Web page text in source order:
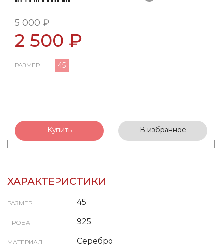
5 000 ₽
2 500 ₽
РАЗМЕР 45
Купить В избранное
ХАРАКТЕРИСТИКИ
РАЗМЕР 45
ПРОБА 925
МАТЕРИАЛ Серебро